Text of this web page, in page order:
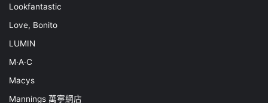
Lookfantastic
Love, Bonito
LUMIN
M·A·C
Macys
Mannings 萬寧網店